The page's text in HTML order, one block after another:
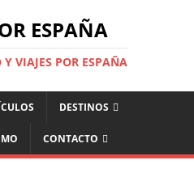
ESPAÑA
VIAJES POR ESPAÑA
DESTINOS
CONTACTO